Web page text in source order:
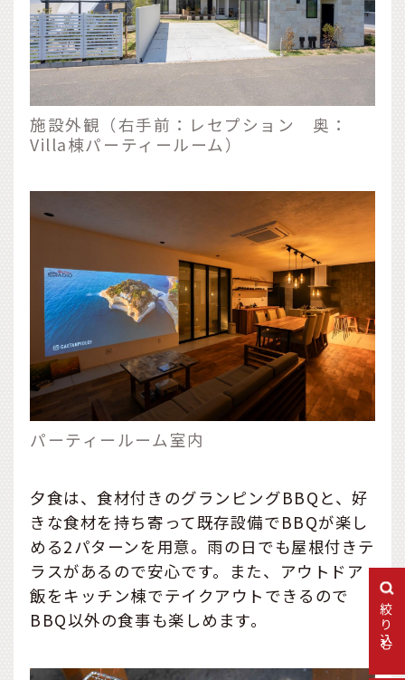
絞り込む
施設外観（右手前：レセプション 奥：
Villa棟パーティールーム）
パーティールーム室内
夕食は、食材付きのグランピングBBQと、好
きな食材を持ち寄って既存設備でBBQが楽し
める2パターンを用意。雨の日でも屋根付きテ
ラスがあるので安心です。また、アウトドア
飯をキッチン棟でテイクアウトできるので
BBQ以外の食事も楽しめます。